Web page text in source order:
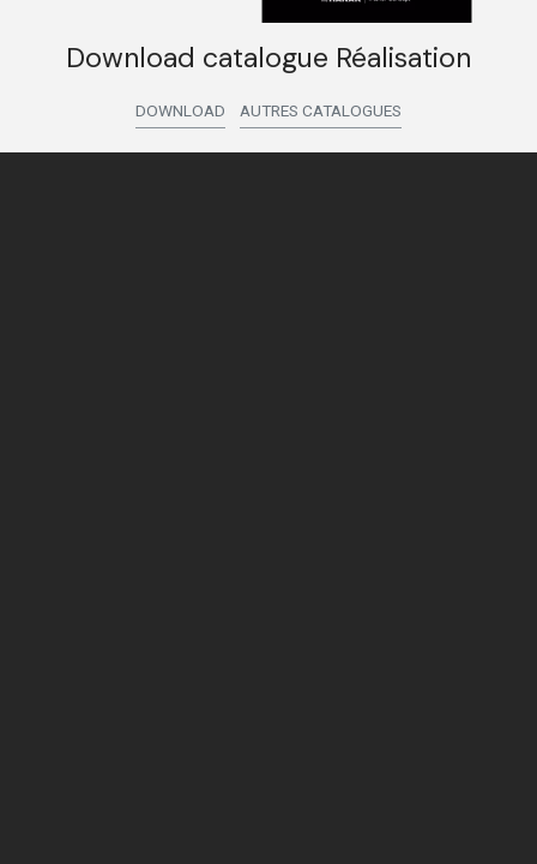
Download catalogue Réalisation
DOWNLOAD AUTRES CATALOGUES